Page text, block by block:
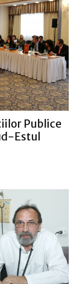
Publice
Estul